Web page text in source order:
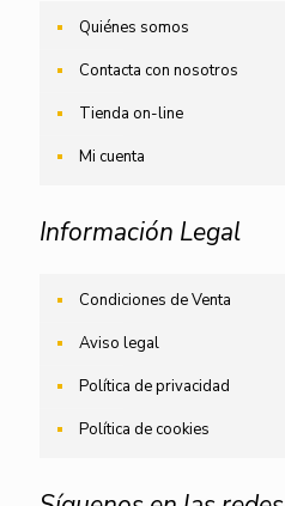
Quiénes somos
Contacta con nosotros
Tienda on-line
Mi cuenta
Información Legal
Condiciones de Venta
Aviso legal
Política de privacidad
Política de cookies